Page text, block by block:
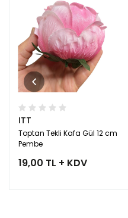
ITT
Toptan Tekli Kafa Gül 12 cm
Pembe
19,00 TL + KDV